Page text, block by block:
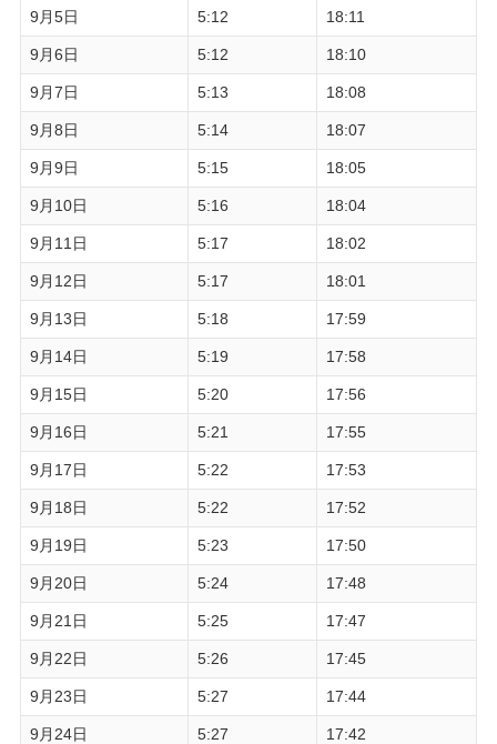
9月5日 5:12 18:11
9月6日 5:12 18:10
9月7日 5:13 18:08
9月8日 5:14 18:07
9月9日 5:15 18:05
9月10日 5:16 18:04
9月11日 5:17 18:02
9月12日 5:17 18:01
9月13日 5:18 17:59
9月14日 5:19 17:58
9月15日 5:20 17:56
9月16日 5:21 17:55
9月17日 5:22 17:53
9月18日 5:22 17:52
9月19日 5:23 17:50
9月20日 5:24 17:48
9月21日 5:25 17:47
9月22日 5:26 17:45
9月23日 5:27 17:44
9月24日 5:27 17:42